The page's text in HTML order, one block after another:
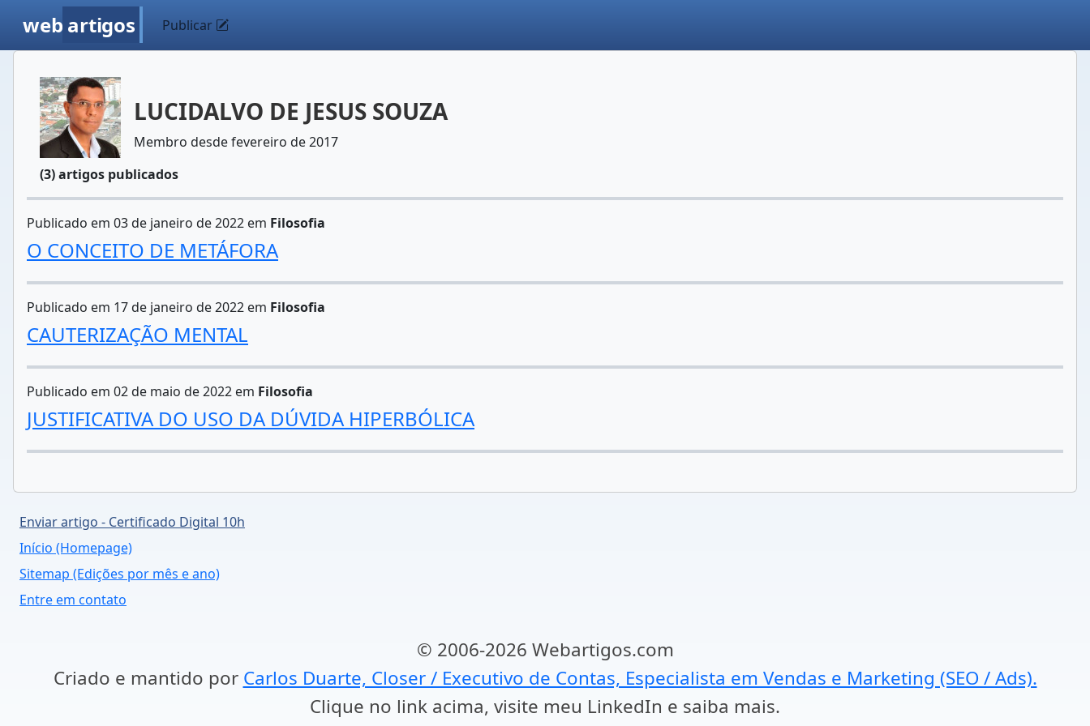
web artigos Publicar
LUCIDALVO DE JESUS SOUZA
Membro desde fevereiro de 2017
(3) artigos publicados
Publicado em 03 de janeiro de 2022 em Filosofia
O CONCEITO DE METÁFORA
Publicado em 17 de janeiro de 2022 em Filosofia
CAUTERIZAÇÃO MENTAL
Publicado em 02 de maio de 2022 em Filosofia
JUSTIFICATIVA DO USO DA DÚVIDA HIPERBÓLICA
Enviar artigo - Certificado Digital 10h
Início (Homepage)
Sitemap (Edições por mês e ano)
Entre em contato
© 2006-2026 Webartigos.com
Criado e mantido por Carlos Duarte, Closer / Executivo de Contas, Especialista em Vendas e Marketing (SEO / Ads).
Clique no link acima, visite meu LinkedIn e saiba mais.